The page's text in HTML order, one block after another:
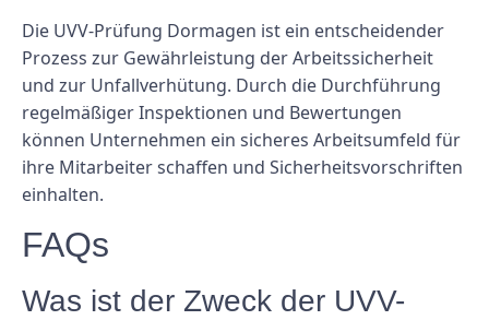
Die UVV-Prüfung Dormagen ist ein entscheidender
Prozess zur Gewährleistung der Arbeitssicherheit
und zur Unfallverhütung. Durch die Durchführung
regelmäßiger Inspektionen und Bewertungen
können Unternehmen ein sicheres Arbeitsumfeld für
ihre Mitarbeiter schaffen und Sicherheitsvorschriften
einhalten.
FAQs
Was ist der Zweck der UVV-